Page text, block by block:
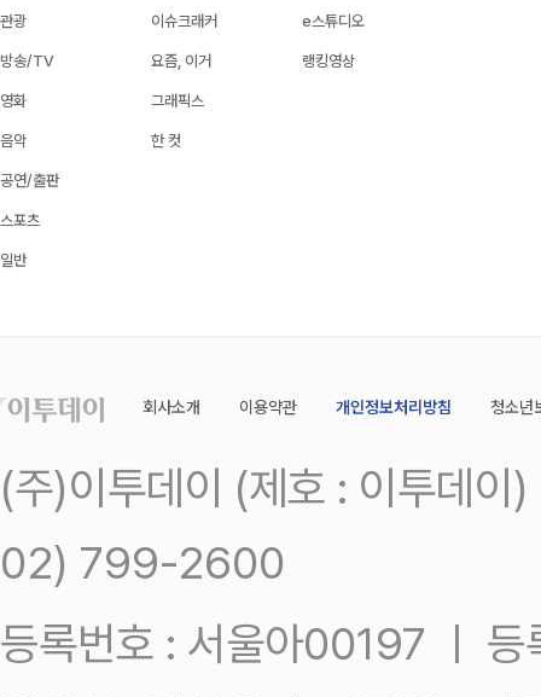
관광
방송/TV
영화
음악
공연/출판
스포츠
일반
이슈크래커
요즘, 이거
그래픽스
한 컷
e스튜디오
랭킹영상
회사소개 이용약관 개인정보처리방침 청소년
(주)이투데이 (제호 : 이투데
02) 799-2600
등록번호 : 서울아00197 ㅣ